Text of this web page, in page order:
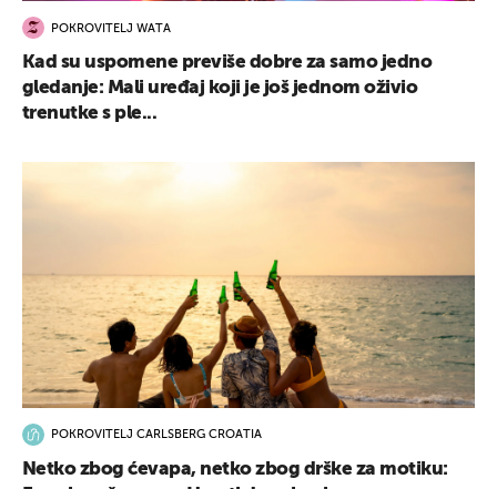
POKROVITELJ WATA
Kad su uspomene previše dobre za samo jedno
gledanje: Mali uređaj koji je još jednom oživio
trenutke s ple...
POKROVITELJ CARLSBERG CROATIA
Netko zbog ćevapa, netko zbog drške za motiku: